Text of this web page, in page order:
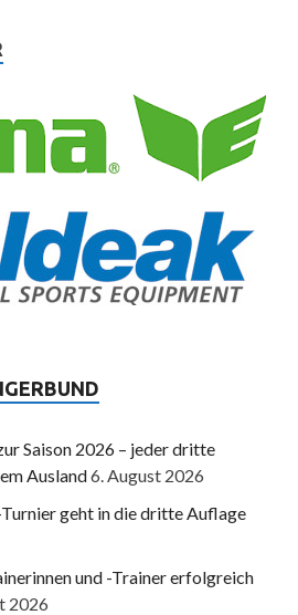
Saison 2026 – jeder dritte
Ausland6. August 2026
geht in die dritte Auflage
und -Trainer erfolgreich
2026